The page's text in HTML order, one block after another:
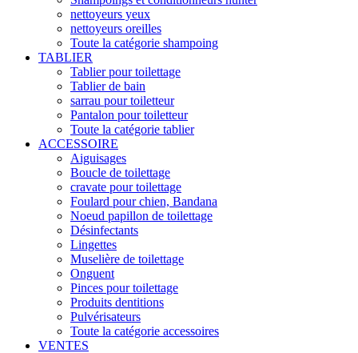
nettoyeurs yeux
nettoyeurs oreilles
Toute la catégorie shampoing
TABLIER
Tablier pour toilettage
Tablier de bain
sarrau pour toiletteur
Pantalon pour toiletteur
Toute la catégorie tablier
ACCESSOIRE
Aiguisages
Boucle de toilettage
cravate pour toilettage
Foulard pour chien, Bandana
Noeud papillon de toilettage
Désinfectants
Lingettes
Muselière de toilettage
Onguent
Pinces pour toilettage
Produits dentitions
Pulvérisateurs
Toute la catégorie accessoires
VENTES